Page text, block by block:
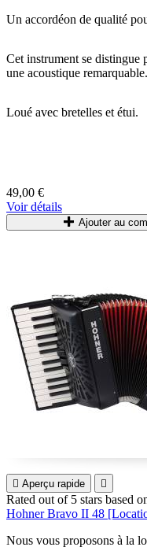
Un accordéon de qualité
Cet instrument se distingue
une acoustique remarquable.
Loué avec bretelles et étui.
49,00 €
Voir détails
Ajouter au
 Aperçu rapide 
Rated out of 5 stars based
Hohner Bravo II 48
Nous vous proposons à la